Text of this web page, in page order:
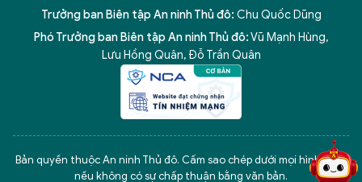
Trưởng ban Biên tập An ninh Thủ đô: Chu Quốc Dũng
Phó Trưởng ban Biên tập An ninh Thủ đô:Vũ Mạnh Hùng,
Lưu Hồng Quân, Đỗ Trần Quân
Bản quyền thuộc An ninh Thủ đô. Cấm sao chép dưới mọi hình thức
nếu không có sự chấp thuận bằng văn bản.
5 điểm nghẽn của Hà Nội giải pháp xử lý điểm nghẽn của